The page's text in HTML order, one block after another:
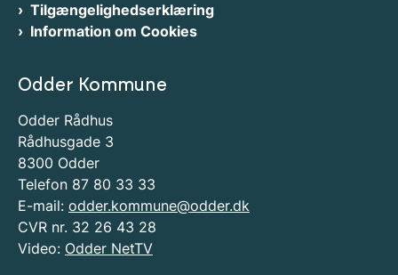
Tilgængelighedserklæring
Information om Cookies
Odder Kommune
Odder Rådhus
Rådhusgade 3
8300 Odder
Telefon 87 80 33 33
E-mail: odder.kommune@odder.dk
CVR nr. 32 26 43 28
Video: Odder NetTV